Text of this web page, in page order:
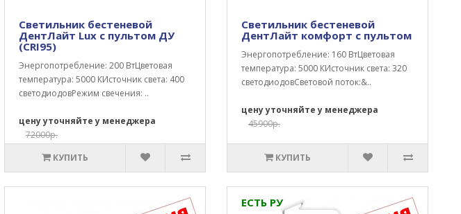
Светильник бестеневой
ДентЛайт Lux с пультом ДУ
(CRI95)
Энергопотребление: 200 ВтЦветовая
температура: 5000 КИсточник света: 400
светодиодовРежим свечения: ..
цену уточняйте у менеджера
72000р.
КУПИТЬ
Светильник бестеневой
ДентЛайт комфорт с пультом
Энергопотребление: 160 ВтЦветовая
температура: 5000 КИсточник света: 320
светодиодовСветовой поток:&..
цену уточняйте у менеджера
45900р.
КУПИТЬ
ЕСТЬ РУ